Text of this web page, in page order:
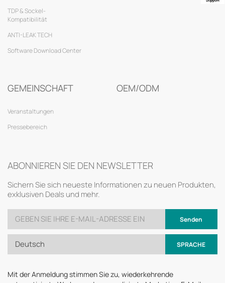
TDP & Sockel-
Kompatibilität
ANTI-LEAK TECH
Software Download Center
GEMEINSCHAFT
Veranstaltungen
Pressebereich
OEM/ODM
ABONNIEREN SIE DEN NEWSLETTER
Sichern Sie sich neueste Informationen zu neuen Produkten,
exklusiven Deals und mehr.
Senden
Deutsch SPRACHE
Mit der Anmeldung stimmen Sie zu, wiederkehrende